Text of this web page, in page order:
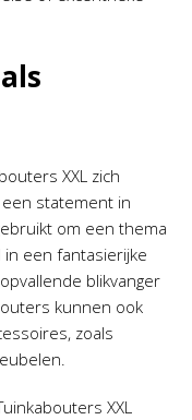
XXL zich
statement in
om een thema
een fantasierijke
blikvanger
kunnen ook
zoals
XXL